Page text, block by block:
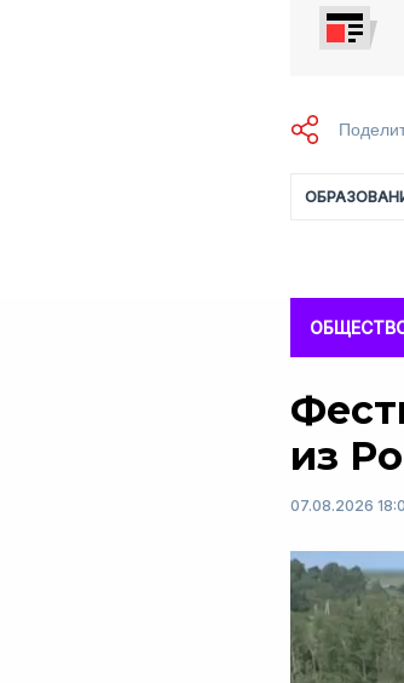
из
07.08.2026